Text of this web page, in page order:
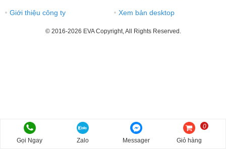
● Giới thiệu công ty ● Xem bản desktop
© 2016-2026 EVA Copyright, All Rights Reserved.
Gọi Ngay Zalo Messager Giỏ hàng
0